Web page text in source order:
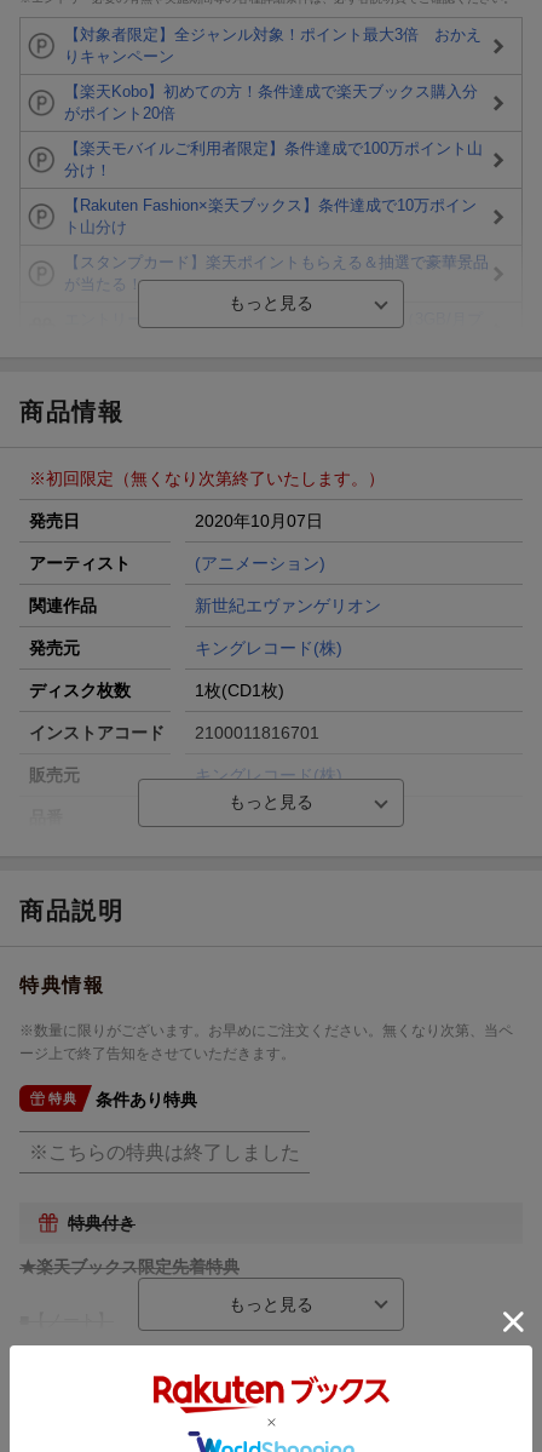
【対象者限定】全ジャンル対象！ポイント最大3倍 おかえ
りキャンペーン
【楽天Kobo】初めての方！条件達成で楽天ブックス購入分
がポイント20倍
【楽天モバイルご利用者限定】条件達成で100万ポイント山
分け！
【Rakuten Fashion×楽天ブックス】条件達成で10万ポイン
ト山分け
【スタンプカード】楽天ポイントもらえる＆抽選で豪華景品
が当たる！
進呈
エントリー＆条件達成で『鬼滅の刃』オリジナルきんちゃく
袋が当たる！
【楽天24】日用品の楽天24と楽天ブックス買いまわりでク
ーポン★
商品情報
※初回限定（無くなり次第終了いたします。）
発売日 2020年10月07日
アーティスト (アニメーション)
関連作品 新世紀エヴァンゲリオン
発売元 キングレコード(株)
ディスク枚数 1枚(CD1枚)
インストアコード 2100011816701
販売元 キングレコード(株)
商品説明
特典情報
※数量に限りがございます。お早めにご注文ください。無くなり次第、当ペ
ージ上で終了告知をさせていただきます。
特典 条件あり特典
※こちらの特典は終了しました
特典付き
★楽天ブックス限定先着特典
※数量に限りがございます。お早めにご注文ください。無くなり
次第、当ページ上で終了告知をさせていただきます。
『新世紀エヴァンゲリオン』および『ヱヴァンゲリヲン新劇場